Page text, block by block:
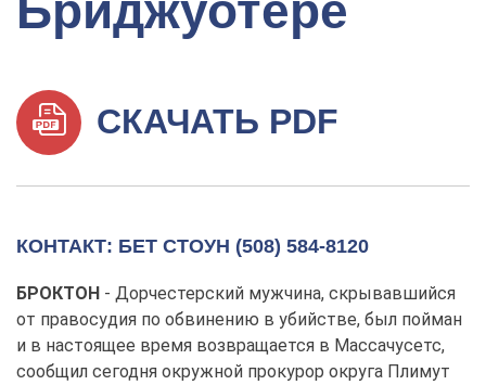
СКАЧАТЬ PDF
КОНТАКТ: БЕТ СТОУН (508) 584-8120
БРОКТОН - Дорчестерский мужчина, скрывавшийся
от правосудия по обвинению в убийстве, был пойман
и в настоящее время возвращается в Массачусетс,
сообщил сегодня окружной прокурор округа Плимут